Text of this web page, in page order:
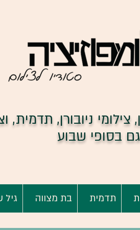
צילומי ניובורן, תדמית,
בסופי שבוע
תדמית בת מצווה גיל